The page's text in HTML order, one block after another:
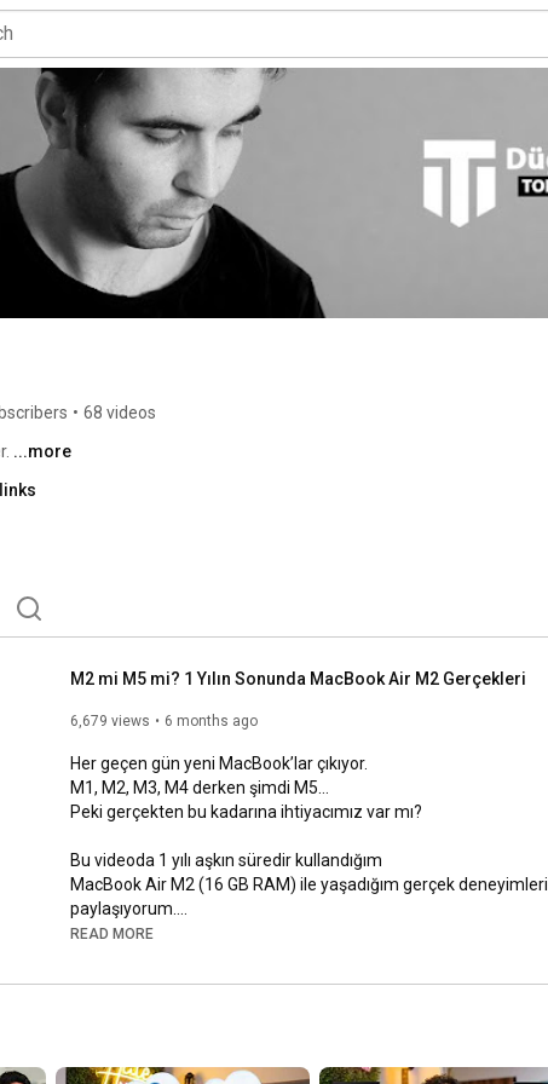
• 68 videos
...more
M2 mi M5 mi? 1 Yılın Sonunda MacBook Air M2 Gerçekleri
6,679 views 6 months ago
Her geçen gün yeni MacBook’lar çıkıyor.
M1, M2, M3, M4 derken şimdi M5…
Peki gerçekten bu kadarına ihtiyacımız var mı?
Bu videoda 1 yılı aşkın süredir kullandığım
MacBook Air M2 (16 GB RAM) ile yaşadığım gerçek deneyimleri
paylaşıyorum.
00:51
03:35
READ MORE